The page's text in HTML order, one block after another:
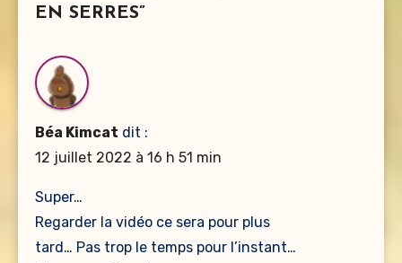
EN SERRES”
Béa Kimcat dit :
12 juillet 2022 à 16 h 51 min
Super…
Regarder la vidéo ce sera pour plus
tard… Pas trop le temps pour l’instant…